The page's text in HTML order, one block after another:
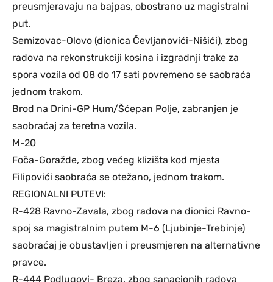
preusmjeravaju na bajpas, obostrano uz magistralni
put.
Semizovac-Olovo (dionica Čevljanovići-Nišići), zbog
radova na rekonstrukciji kosina i izgradnji trake za
spora vozila od 08 do 17 sati povremeno se saobraća
jednom trakom.
Brod na Drini-GP Hum/Šćepan Polje, zabranjen je
saobraćaj za teretna vozila.
M-20
Foča-Goražde, zbog većeg klizišta kod mjesta
Filipovići saobraća se otežano, jednom trakom.
REGIONALNI PUTEVI:
R-428 Ravno-Zavala, zbog radova na dionici Ravno-
spoj sa magistralnim putem M-6 (Ljubinje-Trebinje)
saobraćaj je obustavljen i preusmjeren na alternativne
pravce.
R-444 Podlugovi- Breza, zbog sanacionih radova